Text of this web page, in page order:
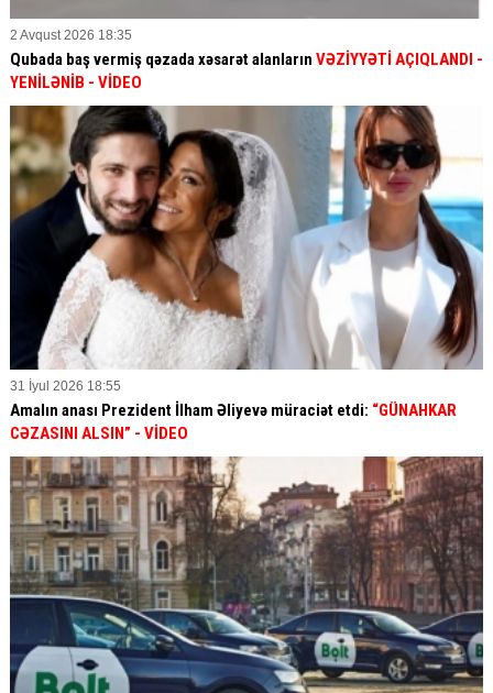
2 Avqust 2026 18:35
Qubada baş vermiş qəzada xəsarət alanların VƏZİYYƏTİ AÇIQLANDI -
YENİLƏNİB - VİDEO
31 İyul 2026 18:55
Amalın anası Prezident İlham Əliyevə müraciət etdi: “GÜNAHKAR
CƏZASINI ALSIN” - VİDEO